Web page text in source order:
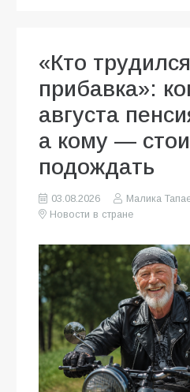
«Кто
прибавка»:
августа
а кому —
подождать
03.08.2026
Малика
Новости в стране